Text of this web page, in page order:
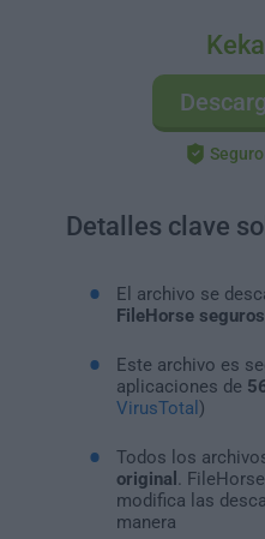
Detalles clave
El archivo se
FileHorse seguros
Este archivo es
aplicaciones de
VirusTotal )
Todos los
original
.
modifica las
manera